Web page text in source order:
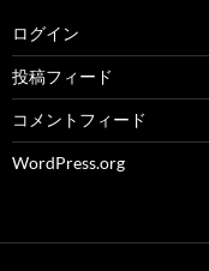
ログイン
投稿フィード
コメントフィード
WordPress.org